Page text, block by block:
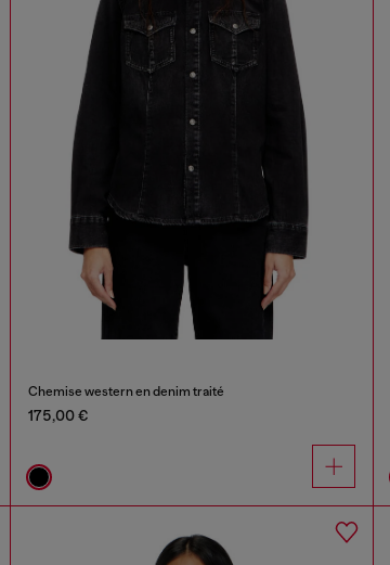
Chemise western en denim traité
175,00 €